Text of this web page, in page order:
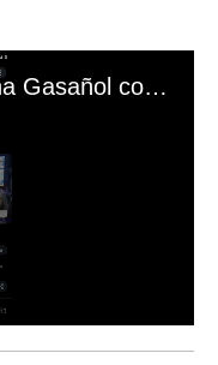
El mal momento de Yanina Gasañol con un hincha argentino en "Subrayado"